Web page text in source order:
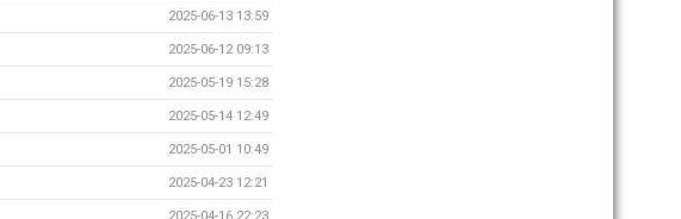
2025-06-13 13:59
2025-06-12 09:13
2025-05-19 15:28
2025-05-14 12:49
2025-05-01 10:49
2025-04-23 12:21